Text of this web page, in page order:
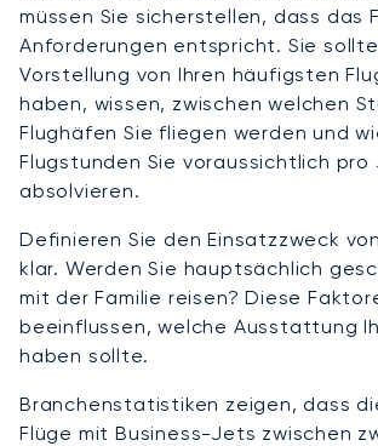
müssen Sie sicherstellen, dass das
Anforderungen entspricht. Sie
Vorstellung von Ihren häufigsten
haben, wissen, zwischen welchen
Flughäfen Sie fliegen werden und
Flugstunden Sie voraussichtlich pro
absolvieren.
Definieren Sie den Einsatzzweck
klar. Werden Sie hauptsächlich
mit der Familie reisen? Diese
beeinflussen, welche Ausstattung
haben sollte.
Branchenstatistiken zeigen, dass
Flüge mit Business-Jets zwischen